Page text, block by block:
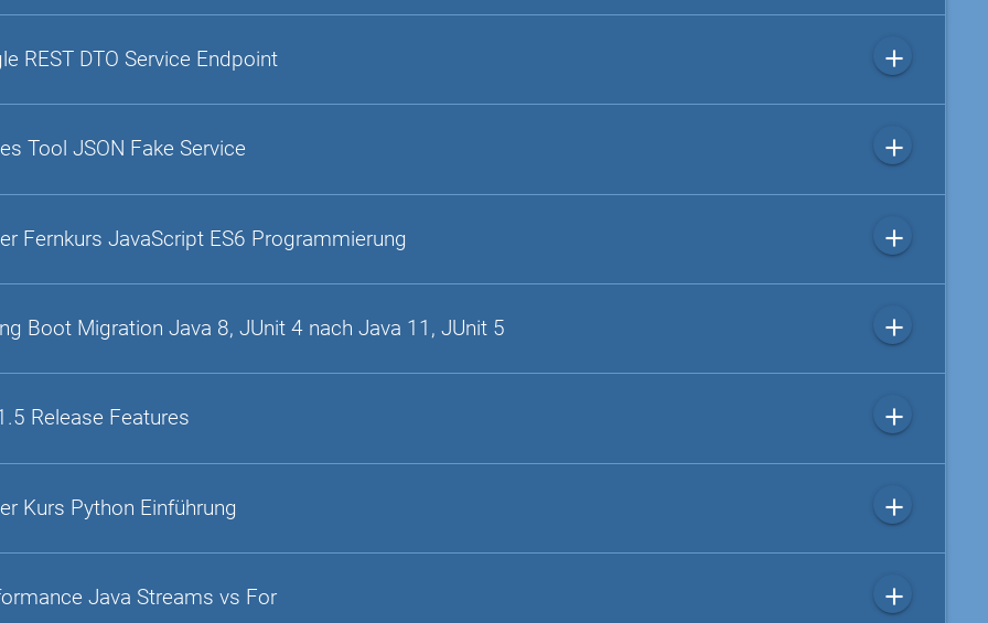
REST DTO Service Endpoint add
Tool JSON Fake Service add
Fernkurs JavaScript ES6 Programmierung add
Boot Migration Java 8, JUnit 4 nach Java 11, JUnit 5 add
Release Features add
Kurs Python Einführung add
Java Streams vs For add